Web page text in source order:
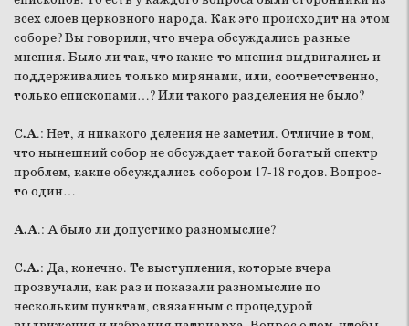
всех слоев церковного народа. Как это происходит на этом
соборе? Вы говорили, что вчера обсуждались разные
мнения. Было ли так, что какие-то мнения выдвигались и
поддерживались только мирянами, или, соответственно,
только епископами…? Или такого разделения не было?
С.А.: Нет, я никакого деления не заметил. Отличие в том,
что нынешний собор не обсуждает такой богатый спектр
проблем, какие обсуждались собором 17-18 годов. Вопрос-
то один…
А.А.: А было ли допустимо разномыслие?
С.А.: Да, конечно. Те выступления, которые вчера
прозвучали, как раз и показали разномыслие по
нескольким пунктам, связанным с процедурой